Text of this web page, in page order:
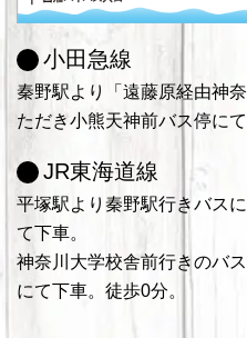
小田急線
秦野駅より「遠藤原経由神
ただき小熊天神前バス停に
JR東海道線
平塚駅より秦野駅行きバス
て下車。
神奈川大学校舎前行きのバ
にて下車。徒歩0分。